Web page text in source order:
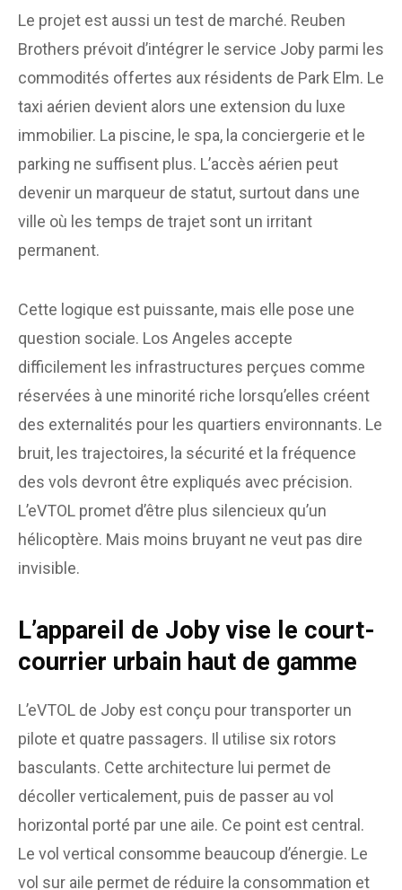
Le projet est aussi un test de marché. Reuben
Brothers prévoit d’intégrer le service Joby parmi les
commodités offertes aux résidents de Park Elm. Le
taxi aérien devient alors une extension du luxe
immobilier. La piscine, le spa, la conciergerie et le
parking ne suffisent plus. L’accès aérien peut
devenir un marqueur de statut, surtout dans une
ville où les temps de trajet sont un irritant
permanent.
Cette logique est puissante, mais elle pose une
question sociale. Los Angeles accepte
difficilement les infrastructures perçues comme
réservées à une minorité riche lorsqu’elles créent
des externalités pour les quartiers environnants. Le
bruit, les trajectoires, la sécurité et la fréquence
des vols devront être expliqués avec précision.
L’eVTOL promet d’être plus silencieux qu’un
hélicoptère. Mais moins bruyant ne veut pas dire
invisible.
L’appareil de Joby vise le court-
courrier urbain haut de gamme
L’eVTOL de Joby est conçu pour transporter un
pilote et quatre passagers. Il utilise six rotors
basculants. Cette architecture lui permet de
décoller verticalement, puis de passer au vol
horizontal porté par une aile. Ce point est central.
Le vol vertical consomme beaucoup d’énergie. Le
vol sur aile permet de réduire la consommation et